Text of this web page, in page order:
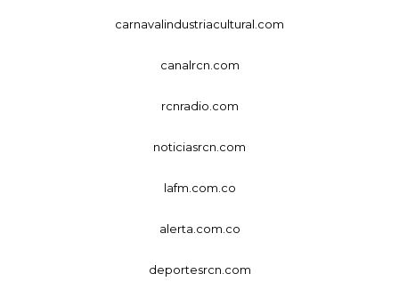
carnavalindustriacultural.com
canalrcn.com
rcnradio.com
noticiasrcn.com
lafm.com.co
alerta.com.co
deportesrcn.com